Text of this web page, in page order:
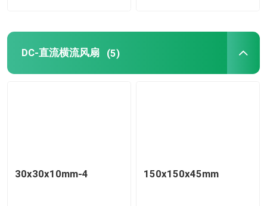
DC-直流横流风扇 (5)
30x30x10mm-4 150x150x45mm